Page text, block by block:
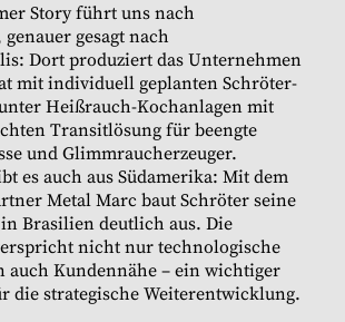
Story führt uns nach
gesagt nach
Dort produziert das Unternehmen
mit individuell geplanten Schröter-
Heißrauch-Kochanlagen mit
Transitlösung für beengte
und Glimmraucherzeuger.
es auch aus Südamerika: Mit dem
Metal Marc baut Schröter seine
Brasilien deutlich aus. Die
nicht nur technologische
auch Kundennähe – ein wichtiger
die strategische Weiterentwicklung.